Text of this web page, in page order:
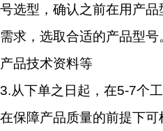
号选型，确认之前在用产
需求，选取合适的产品型号
产品技术资料等
3.从下单之日起，在5-7个
在保障产品质量的前提下可